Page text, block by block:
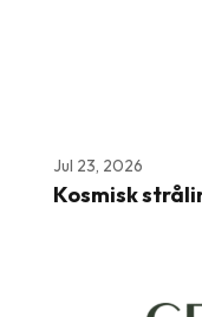
Jul 23, 2026
Kosmisk